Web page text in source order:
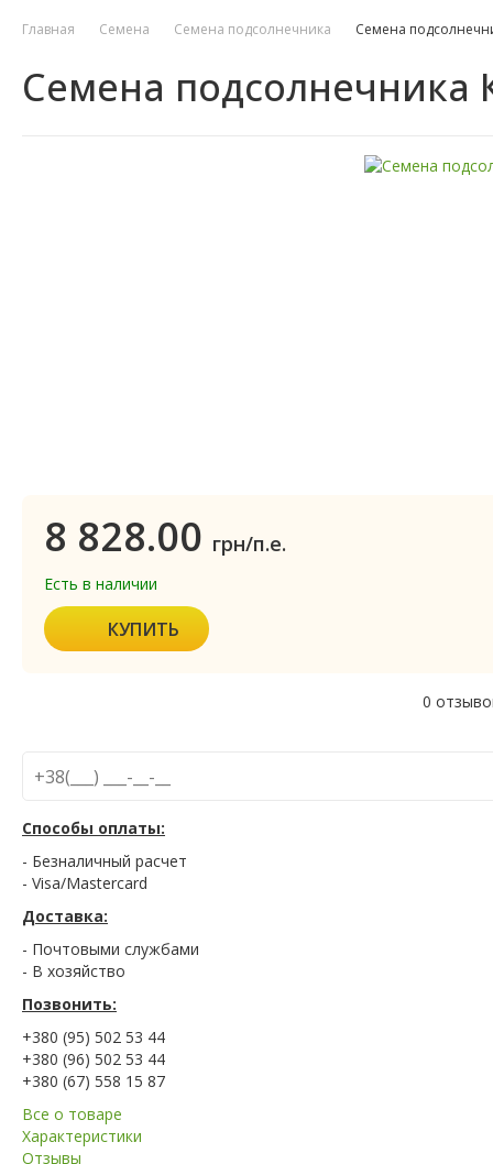
Главная Семена Семена подсолнечника Семена
Семена подсолнечника
8 828.00 грн/п.е.
Есть в наличии
КУПИТЬ
0
Способы оплаты:
- Безналичный расчет
- Visa/Mastercard
Доставка:
- Почтовыми службами
- В хозяйство
Позвонить:
+380 (95) 502 53 44
+380 (96) 502 53 44
+380 (67) 558 15 87
Все о товаре
Характеристики
Отзывы